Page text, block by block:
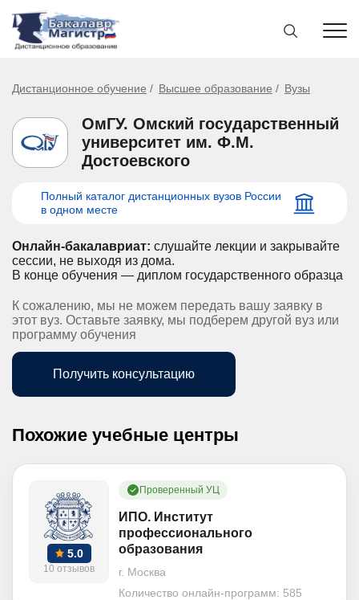
Дистанционное обучение Высшее образование Вузы
ОмГУ. Омский государственный
университет им. Ф.М.
Достоевского
Полный каталог дистанционных вузов России
в одном месте
Онлайн-бакалавриат: слушайте лекции и закрывайте
сессии, не выходя из дома.
В конце обучения — диплом государственного образца
К сожалению, мы не можем передать вашу заявку в
этот вуз. Оставьте заявку, мы подберем другой вуз или
программу обучения
Получить консультацию
Похожие учебные центры
5.0
10 отзывов
Проверенный УЦ
ИПО. Институт
профессионального
образования
г. Москва
Количество онлайн-программ: 585